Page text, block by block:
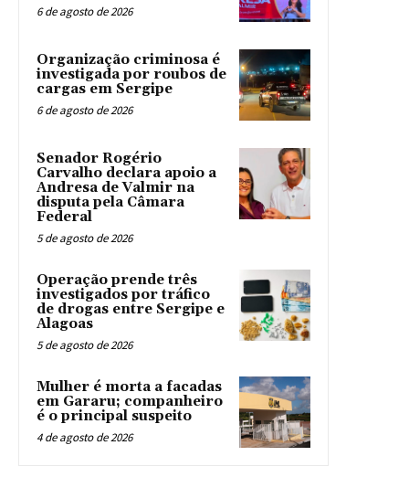
6 de agosto de 2026
Organização criminosa é
investigada por roubos de
cargas em Sergipe
6 de agosto de 2026
Senador Rogério
Carvalho declara apoio a
Andresa de Valmir na
disputa pela Câmara
Federal
5 de agosto de 2026
Operação prende três
investigados por tráfico
de drogas entre Sergipe e
Alagoas
5 de agosto de 2026
Mulher é morta a facadas
em Gararu; companheiro
é o principal suspeito
4 de agosto de 2026